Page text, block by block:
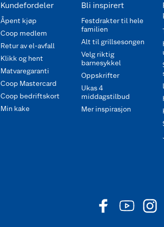
Kundefordeler
Åpent kjøp
Coop medlem
Retur av el-avfall
Klikk og hent
Matvaregaranti
Coop Mastercard
Coop bedriftskort
Min kake
Bli inspirert
Festdrakter til hele
familien
Alt til grillsesongen
Velg riktig
barnesykkel
Oppskrifter
Ukas 4
middagstilbud
Mer inspirasjon